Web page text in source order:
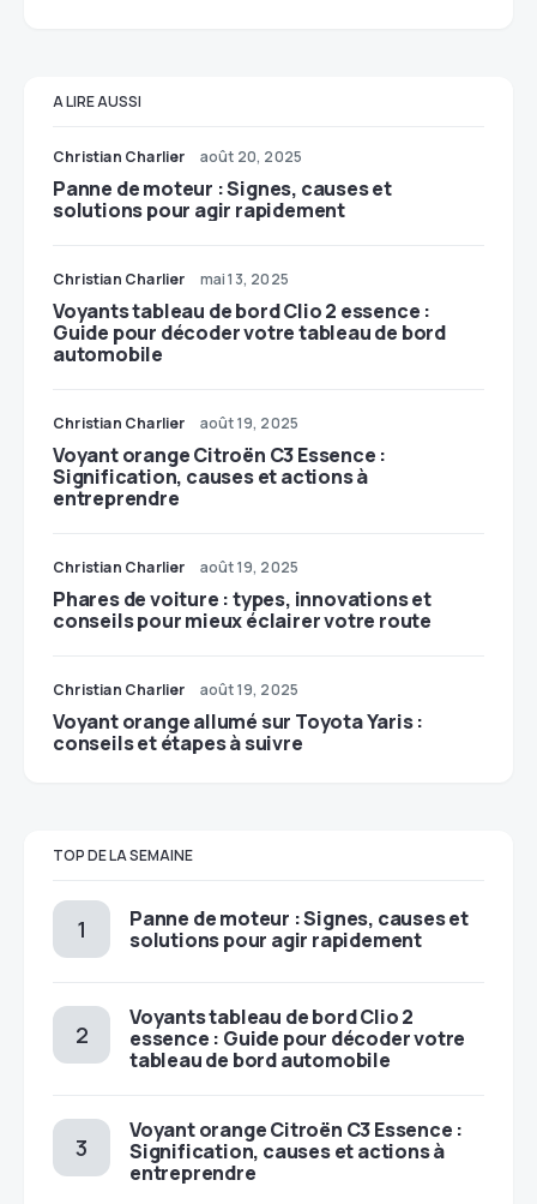
A LIRE AUSSI
Christian Charlier août 20, 2025
Panne de moteur : Signes, causes et
solutions pour agir rapidement
Christian Charlier mai 13, 2025
Voyants tableau de bord Clio 2 essence :
Guide pour décoder votre tableau de bord
automobile
Christian Charlier août 19, 2025
Voyant orange Citroën C3 Essence :
Signification, causes et actions à
entreprendre
Christian Charlier août 19, 2025
Phares de voiture : types, innovations et
conseils pour mieux éclairer votre route
Christian Charlier août 19, 2025
Voyant orange allumé sur Toyota Yaris :
conseils et étapes à suivre
TOP DE LA SEMAINE
Panne de moteur : Signes, causes et
solutions pour agir rapidement
Voyants tableau de bord Clio 2
essence : Guide pour décoder votre
tableau de bord automobile
Voyant orange Citroën C3 Essence :
Signification, causes et actions à
entreprendre